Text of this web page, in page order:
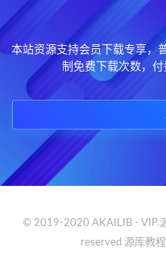
本站资源支持会员下载专享，
制免费下载次数，
© 2019-2020 AKAILIB - VIP.
reserved 源库教